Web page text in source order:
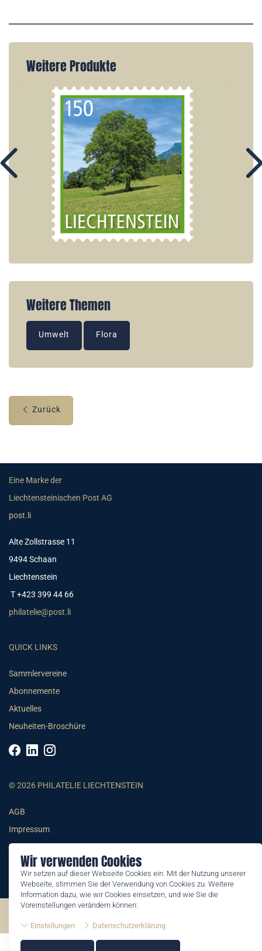
Wir verwenden Cookies
Wir setzen auf dieser Webseite Cookies ein. Mit der Nutzung unserer
Webseite, stimmen Sie der Verwendung von Cookies zu. Weitere
Information dazu, wie wir Cookies einsetzen, und wie Sie die
Voreinstellungen verändern können:
Einstellungen Datenschutzerklärung
Weitere Produkte
Weitere Themen
Umwelt Flora
Zurück
Eine Marke der
Liechtensteinischen Post AG
post.li
Alte Zollstrasse 11
9494 Schaan
Liechtenstein
T +423 399 44 66
philatelie@post.li
QUICK LINKS
Sammlervereine
Abonnemente
Aktuelles
Neuheiten-Broschüre
© 2026 PHILATELIE LIECHTENSTEIN
AGB
Impressum
Datenschutzerklärung